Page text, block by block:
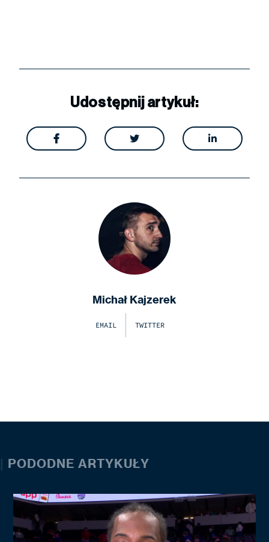
Udostępnij artykuł:
  
Michał Kajzerek
EMAIL TWITTER
| PODODNE ARTYKUŁY